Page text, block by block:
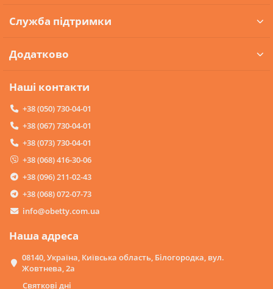
Служба підтримки
Додатково
Наші контакти
+38 (050) 730-04-01
+38 (067) 730-04-01
+38 (073) 730-04-01
+38 (068) 416-30-06
+38 (096) 211-02-43
+38 (068) 072-07-73
info@obetty.com.ua
Наша адреса
08140, Україна, Київська область, Білогородка, вул.
Жовтнева, 2а
Святкові дні